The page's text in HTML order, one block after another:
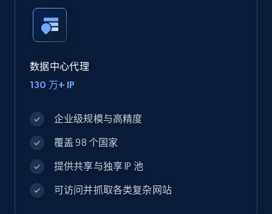
数据中心代理
130 万+ IP
企业级规模与高精度
覆盖 98 个国家
提供共享与独享 IP 池
可访问并抓取各类复杂网站